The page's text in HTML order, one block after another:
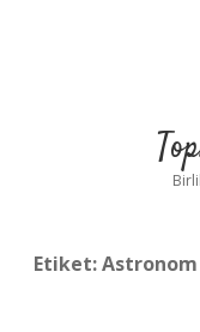
Etiket:Astronom